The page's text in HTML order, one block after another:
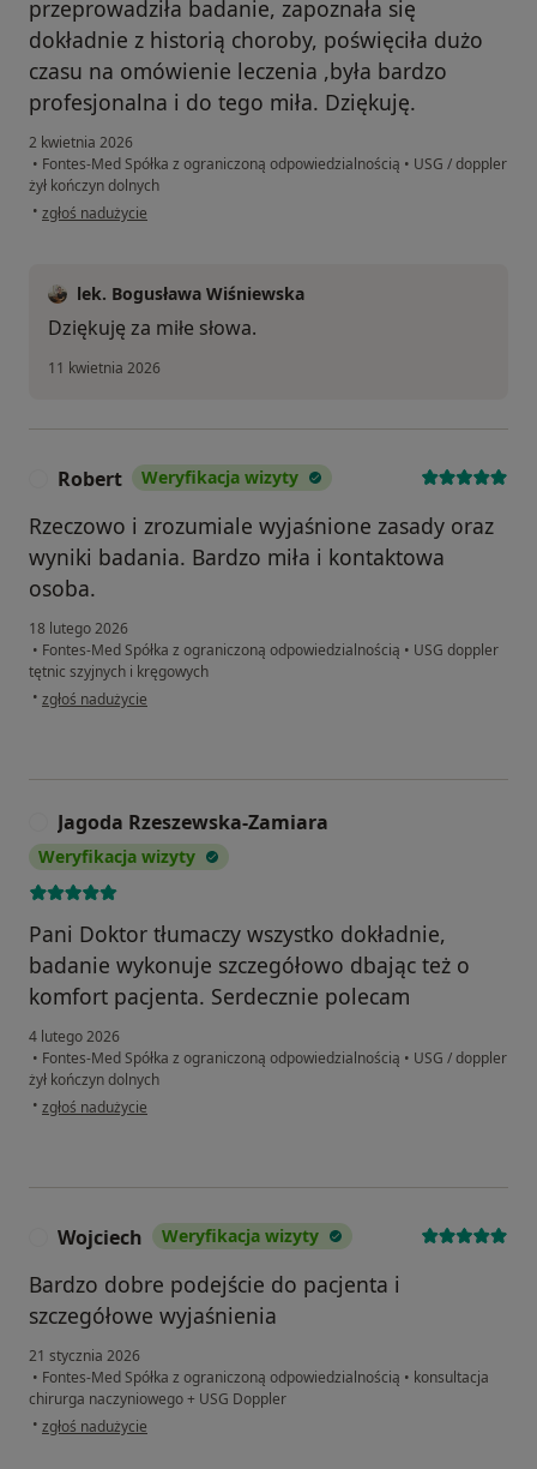
przeprowadziła badanie, zapoznała się
dokładnie z historią choroby, poświęciła dużo
czasu na omówienie leczenia ,była bardzo
profesjonalna i do tego miła. Dziękuję.
2 kwietnia 2026
• Fontes-Med Spółka z ograniczoną odpowiedzialnością • USG / doppler
żył kończyn dolnych
• w opinii użytkownika Pacjent
zgłoś nadużycie
lek. Bogusława Wiśniewska
Dziękuję za miłe słowa.
11 kwietnia 2026
Robert Weryfikacja wizyty
Rzeczowo i zrozumiale wyjaśnione zasady oraz
wyniki badania. Bardzo miła i kontaktowa
osoba.
18 lutego 2026
• Fontes-Med Spółka z ograniczoną odpowiedzialnością • USG doppler
tętnic szyjnych i kręgowych
• w opinii użytkownika Robert
zgłoś nadużycie
Jagoda Rzeszewska-Zamiara
Weryfikacja wizyty
Pani Doktor tłumaczy wszystko dokładnie,
badanie wykonuje szczegółowo dbając też o
komfort pacjenta. Serdecznie polecam
4 lutego 2026
• Fontes-Med Spółka z ograniczoną odpowiedzialnością • USG / doppler
żył kończyn dolnych
• w opinii użytkownika Jagoda Rzeszewska-Zamiara
zgłoś nadużycie
Wojciech Weryfikacja wizyty
Bardzo dobre podejście do pacjenta i
szczegółowe wyjaśnienia
21 stycznia 2026
• Fontes-Med Spółka z ograniczoną odpowiedzialnością • konsultacja
chirurga naczyniowego + USG Doppler
• w opinii użytkownika Wojciech
zgłoś nadużycie